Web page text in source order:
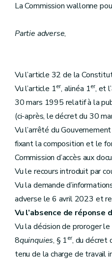
La Commission wallonne
Partie adverse,
Vu l’article 32 de la
Vu l’article 1er, alinéa 1er, et
30 mars 1995 relatif à la
(ci-après, le décret du 30
Vu l’arrêté du
fixant la composition et le
Commission d’accès aux
Vu le recours introduit par
Vu la demande
adverse le 6 avril 2023 et
Vu l’absence de réponse
Vu la décision de proroger
8quinquies, § 1er, du décret
tenu de la charge de travail